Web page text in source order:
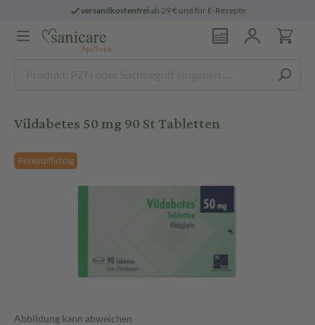
versandkostenfreiab 29 € und für E-Rezepte
Vildabetes 50 mg 90 St Tabletten
Rezeptpflichtig
Abbildung kann abweichen